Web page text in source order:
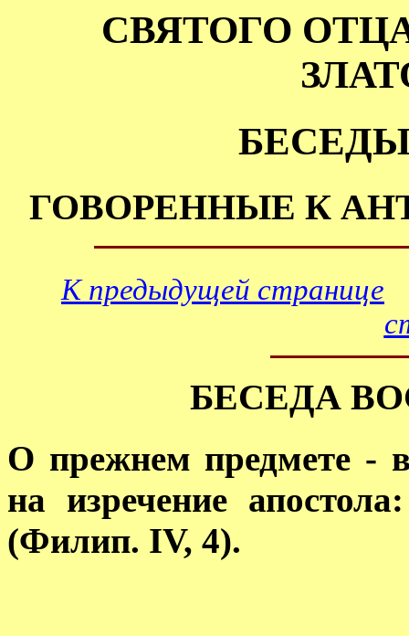
СВЯТОГО
ГОВОРЕННЫЕ К
К предыдущей странице
БЕСЕДА
О прежнем предмете -
на изречение
(Филип. IV, 4).